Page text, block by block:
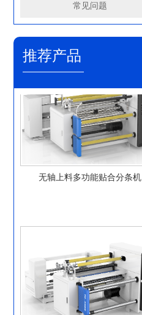
常见问题
推荐产品
无轴上料多功能贴合分条机